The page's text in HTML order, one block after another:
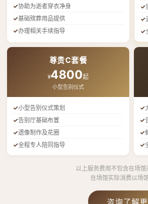
协助为逝者穿衣净身
基础殡葬用品提供
办理相关手续指导
尊贵C套餐
¥4800起
小型告别仪式
小型告别仪式策划
告别厅基础布置
遗像制作及花圈
全程专人陪同指导
以上服务费用不包含在场馆
在场馆实际消费以场
咨询了解